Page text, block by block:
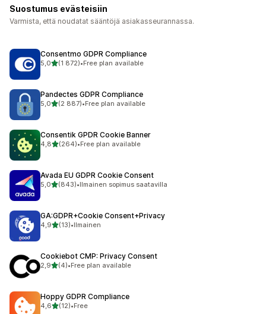
Suostumus evästeisiin
Varmista, että noudatat sääntöjä asiakasseurannassa.
Consentmo GDPR Compliance
5,0/ 5 tähteä
(1 872)
1872 arvostelua yhteensä
•Free plan available
Pandectes GDPR Compliance
5,0/ 5 tähteä
(2 887)
2887 arvostelua yhteensä
•Free plan available
Consentik GPDR Cookie Banner
4,8/ 5 tähteä
(264)
264 arvostelua yhteensä
•Free plan available
Avada EU GDPR Cookie Consent
5,0/ 5 tähteä
(843)
843 arvostelua yhteensä
•Ilmainen sopimus saatavilla
GA:GDPR+Cookie Consent+Privacy
4,9/ 5 tähteä
(13)
13 arvostelua yhteensä
•Ilmainen
Cookiebot CMP: Privacy Consent
2,9/ 5 tähteä
(4)
4 arvostelua yhteensä
•Free plan available
Hoppy GDPR Compliance
4,6/ 5 tähteä
(12)
12 arvostelua yhteensä
•Free